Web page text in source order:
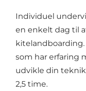
Individuel
en enkelt dag til
som har erfaring
udvikle din
2,5 time.